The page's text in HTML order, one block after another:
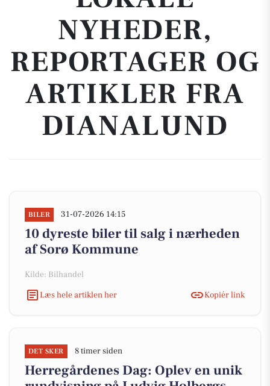
NYHEDER,
REPORTAGER OG
ARTIKLER FRA
DIANALUND
BILER 31-07-2026 14:15
10 dyreste biler til salg i nærheden
af Sorø Kommune
Kilde: Bilhandel
Læs hele artiklen her
Kopiér link
DET SKER 8 timer siden
Herregårdenes Dag: Oplev en unik